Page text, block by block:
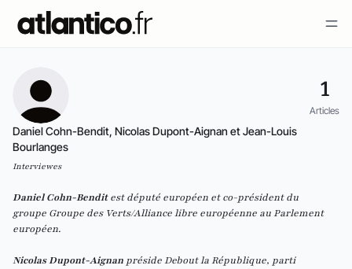
1
Articles
Daniel Cohn-Bendit, Nicolas Dupont-Aignan et Jean-Louis
Bourlanges
Interviewes
Daniel Cohn-Benditest député européen et co-président du
groupe Groupe des Verts/Alliance libre européenne au Parlement
européen.
Nicolas Dupont-Aignan présideDebout la République, parti